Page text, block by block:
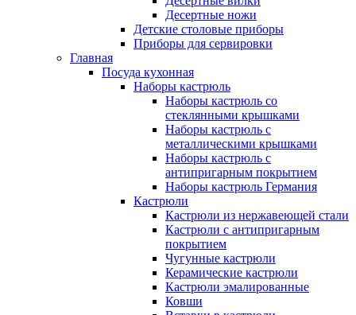
Десертные ножи
Детские столовые приборы
Приборы для сервировки
Главная
Посуда кухонная
Наборы кастрюль
Наборы кастрюль со
стеклянными крышками
Наборы кастрюль с
металлическими крышками
Наборы кастрюль с
антипригарным покрытием
Наборы кастрюль Германия
Кастрюли
Кастрюли из нержавеющей стали
Кастрюли с антипригарным
покрытием
Чугунные кастрюли
Керамические кастрюли
Кастрюли эмалированные
Ковши